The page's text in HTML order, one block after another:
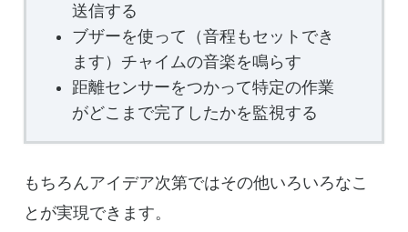
送信する
ブザーを使って（音程もセットでき
ます）チャイムの音楽を鳴らす
距離センサーをつかって特定の作業
がどこまで完了したかを監視する
もちろんアイデア次第ではその他いろいろなこ
とが実現できます。